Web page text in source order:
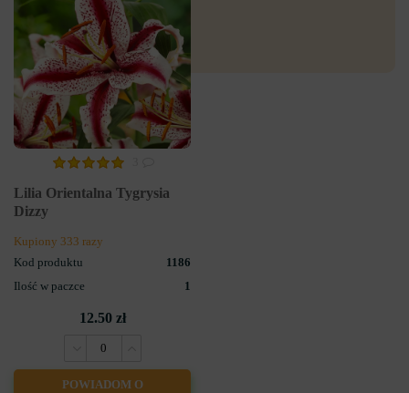
Lilia Orientalna Tygrysia
Dizzy
Kupiony 333 razy
Kod produktu
1186
Ilość w paczce
1
12.50 zł
POWIADOM O